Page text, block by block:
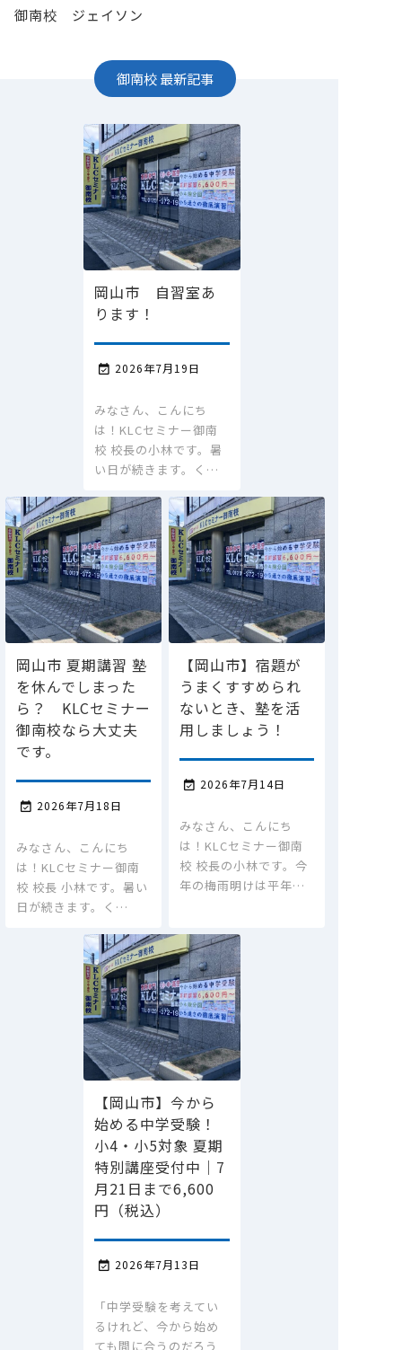
御南校 ジェイソン
御南校最新記事
岡山市 自習室あ
ります！
 2026年7月19日
みなさん、こんにち
は！KLCセミナー御南
校 校長の小林です。暑
い日が続きます。く…
岡山市 夏期講習 塾
を休んでしまった
ら？ KLCセミナー
御南校なら大丈夫
です。
 2026年7月18日
みなさん、こんにち
は！KLCセミナー御南
校 校長 小林です。暑い
日が続きます。く…
【岡山市】宿題が
うまくすすめられ
ないとき、塾を活
用しましょう！
 2026年7月14日
みなさん、こんにち
は！KLCセミナー御南
校 校長の小林です。今
年の梅雨明けは平年…
【岡山市】今から
始める中学受験！
小4・小5対象 夏期
特別講座受付中｜7
月21日まで6,600
円（税込）
 2026年7月13日
「中学受験を考えてい
るけれど、今から始め
ても間に合うのだろう